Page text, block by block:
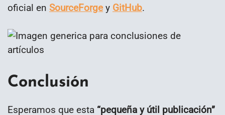
oficial en SourceForgey GitHub.
Conclusión
Esperamos que esta “pequeña y útil publicación”